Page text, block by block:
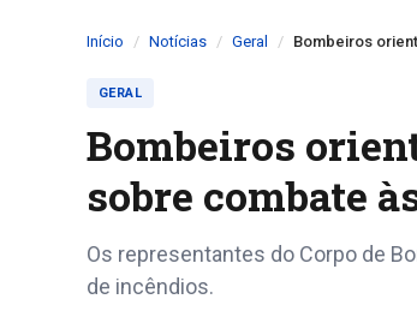
Início Notícias Geral Bombeiros
GERAL
Bombeiros
sobre combate
Os representantes do Corpo de
de incêndios.